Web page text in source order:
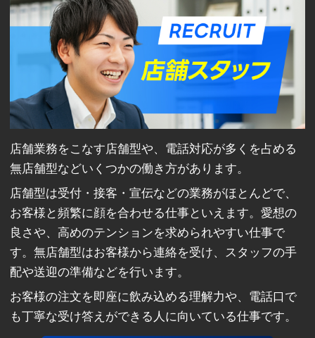
店舗業務をこなす店舗型や、電話対応が多くを占める
無店舗型などいくつかの働き方があります。
店舗型は受付・接客・宣伝などの業務がほとんどで、
お客様と頻繁に顔を合わせる仕事といえます。愛想の
良さや、高めのテンションを求められやすい仕事で
す。無店舗型はお客様から連絡を受け、スタッフの手
配や送迎の準備などを行います。
お客様の注文を即座に飲み込める理解力や、電話口で
も丁寧な受け答えができる人に向いている仕事です。